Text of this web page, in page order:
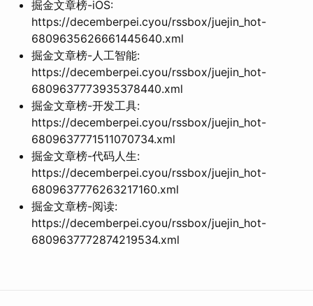
掘金文章榜-iOS:
https://decemberpei.cyou/rssbox/juejin_hot-
6809635626661445640.xml
掘金文章榜-人工智能:
https://decemberpei.cyou/rssbox/juejin_hot-
6809637773935378440.xml
掘金文章榜-开发工具:
https://decemberpei.cyou/rssbox/juejin_hot-
6809637771511070734.xml
掘金文章榜-代码人生:
https://decemberpei.cyou/rssbox/juejin_hot-
6809637776263217160.xml
掘金文章榜-阅读:
https://decemberpei.cyou/rssbox/juejin_hot-
6809637772874219534.xml